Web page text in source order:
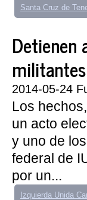
Santa Cruz de
Detienen
2014-05-24
Los
un acto
y uno de
federal de
por un...
Izquierda Unida